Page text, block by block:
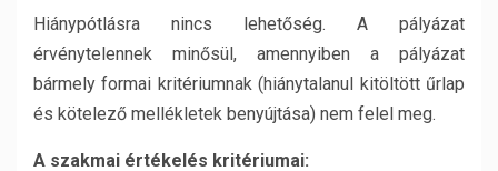
Hiánypótlásra nincs lehetőség. A pályázat
érvénytelennek minősül, amennyiben a pályázat
bármely formai kritériumnak (hiánytalanul kitöltött űrlap
és kötelező mellékletek benyújtása) nem felel meg.
A szakmai értékelés kritériumai: